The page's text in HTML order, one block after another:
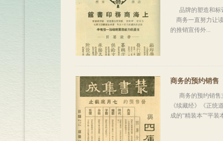
品牌的塑造和标
商务一直努力让
的推销宣传外...
商务的预约销售
商务的预约销售
《续藏经》《正
成的“精装本”“平装